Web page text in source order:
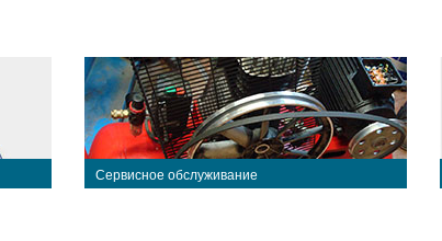
Сервисное обслуживание